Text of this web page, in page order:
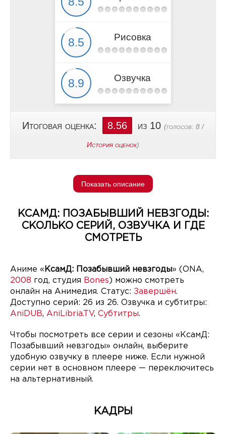
Рисовка
Озвучка
Итоговая оценка: 8.56 из 10 (голосов: 8 /
История оценок)
Показать описание
КСАМД: ПОЗАБЫВШИЙ НЕВЗГОДЫ:
СКОЛЬКО СЕРИЙ, ОЗВУЧКА И ГДЕ
СМОТРЕТЬ
Аниме « КсамД: Позабывший невзгоды» (ONA,
2008 год, студия Bones ) можно смотреть
онлайн на Анимедия. Статус: Завершён.
Доступно серий: 26 из 26. Озвучка и субтитры:
AniDUB, AniLibria.TV, Субтитры.
Чтобы посмотреть все серии и сезоны «КсамД:
Позабывший невзгоды» онлайн, выберите
удобную озвучку в плеере ниже. Если нужной
серии нет в основном плеере — переключитесь
на альтернативный.
КАДРЫ